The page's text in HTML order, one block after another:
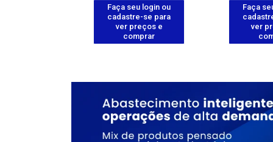
Faça seu login ou
cadastre-se para
ver preços e
comprar
Faça
ver